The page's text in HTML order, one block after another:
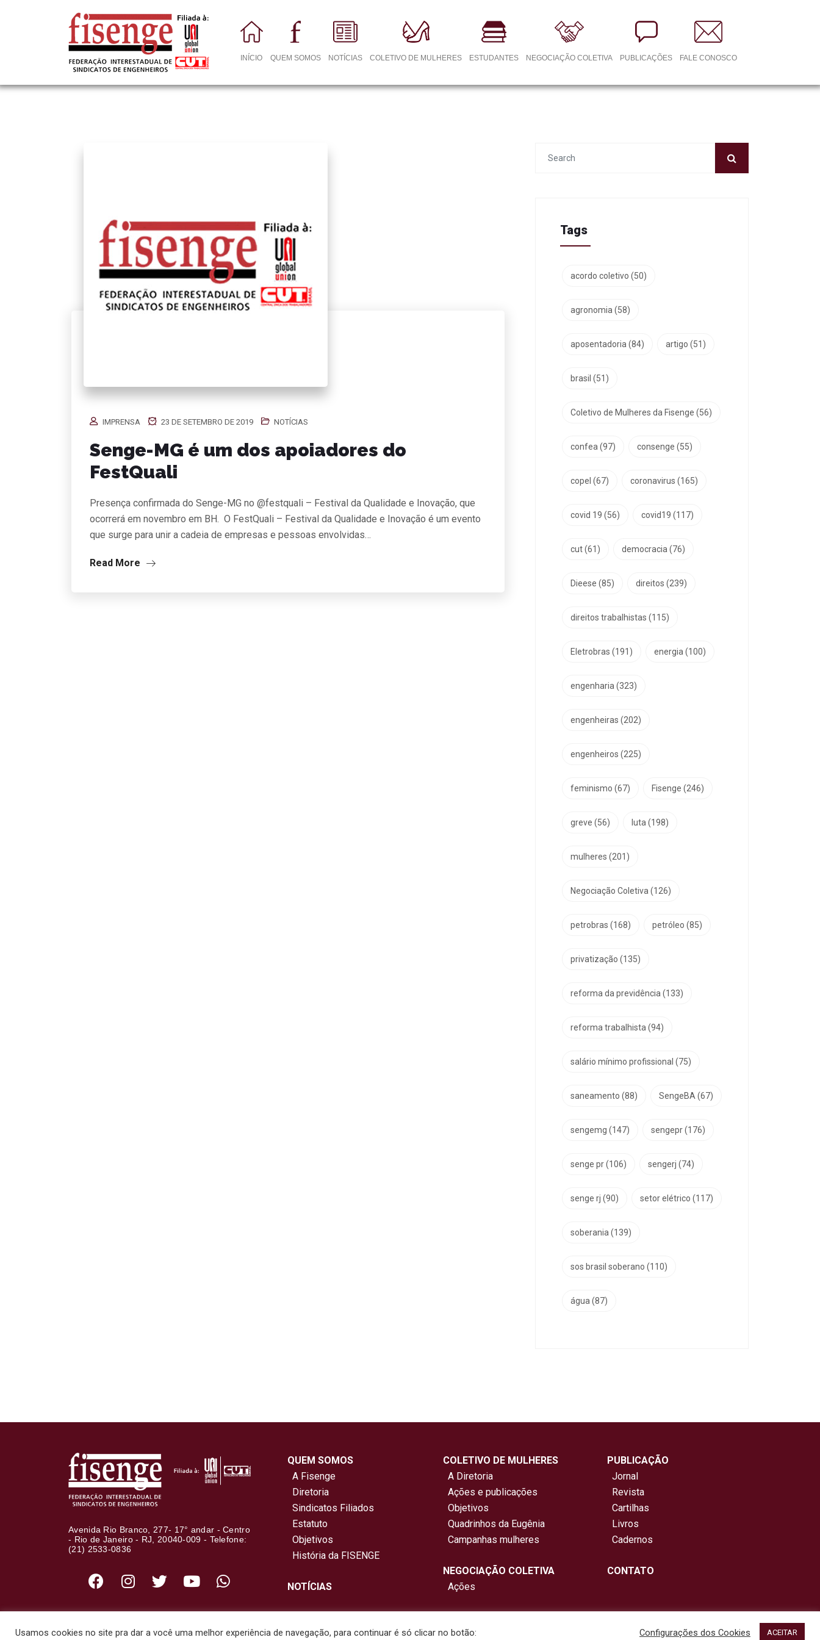
INÍCIO QUEM SOMOS NOTÍCIAS COLETIVO DE MULHERES ESTUDANTES NEGOCIAÇÃO COLETIVA PUBLICAÇÕES FALE CONOSCO
IMPRENSA 23 DE SETEMBRO DE 2019 NOTÍCIAS
Senge-MG é um dos apoiadores do
FestQuali
Presença confirmada do Senge-MG no @festquali – Festival da Qualidade e Inovação, que
ocorrerá em novembro em BH. O FestQuali – Festival da Qualidade e Inovação é um evento
que surge para unir a cadeia de empresas e pessoas envolvidas…
Read More
Tags
acordo coletivo (50)
agronomia (58)
aposentadoria (84) artigo (51)
brasil (51)
Coletivo de Mulheres da Fisenge (56)
confea (97) consenge (55)
copel (67) coronavirus (165)
covid 19 (56) covid19 (117)
cut(61) democracia (76)
Dieese (85) direitos (239)
direitos trabalhistas (115)
Eletrobras (191) energia (100)
engenharia (323)
engenheiras (202)
engenheiros (225)
feminismo (67) Fisenge (246)
greve (56) luta (198)
mulheres (201)
Negociação Coletiva (126)
petrobras (168) petróleo (85)
privatização (135)
reforma da previdência (133)
reforma trabalhista (94)
salário mínimo profissional (75)
saneamento (88) SengeBA (67)
sengemg (147) sengepr(176)
senge pr(106) sengerj (74)
senge rj (90) setor elétrico (117)
soberania (139)
sos brasil soberano (110)
água (87)
Avenida Rio Branco, 277- 17° andar - Centro
- Rio de Janeiro - RJ, 20040-009 - Telefone:
(21) 2533-0836
QUEM SOMOS
A Fisenge
Diretoria
Sindicatos Filiados
Estatuto
Objetivos
História da FISENGE
NOTÍCIAS
COLETIVO DE MULHERES
A Diretoria
Ações e publicações
Objetivos
Quadrinhos da Eugênia
Campanhas mulheres
NEGOCIAÇÃO COLETIVA
Ações
PUBLICAÇÃO
Jornal
Revista
Cartilhas
Livros
Cadernos
CONTATO
Usamos cookies no site pra dar a você uma melhor experiência de navegação, para continuar é só clicar no botão: Configurações dos Cookies ACEITAR